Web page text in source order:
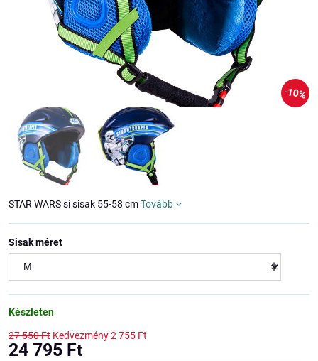
10%
STAR WARS sí sisak 55-58 cmTovább
Sisak méret
Készleten
27 550 Ft Kedvezmény2 755 Ft
24 795 Ft